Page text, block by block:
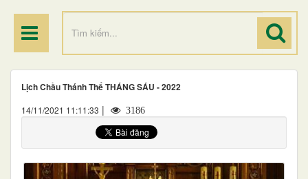
Lịch Chầu Thánh Thể THÁNG SÁU - 2022
14/11/2021 11:11:33 | 3186